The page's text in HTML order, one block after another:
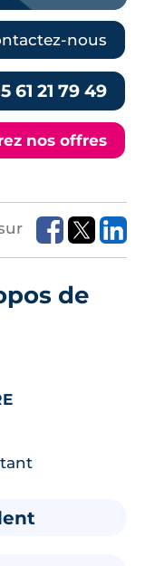
nous
61 21 79 49
nos offres
de